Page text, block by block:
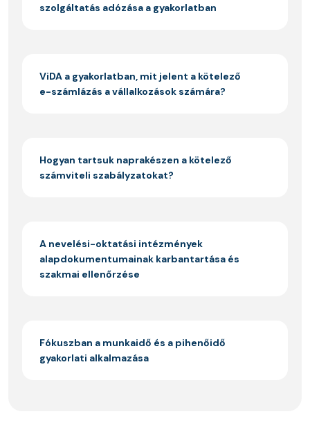
szolgáltatás adózása a gyakorlatban
ViDA a gyakorlatban, mit jelent a kötelező
e-számlázás a vállalkozások számára?
Hogyan tartsuk naprakészen a kötelező
számviteli szabályzatokat?
A nevelési-oktatási intézmények
alapdokumentumainak karbantartása és
szakmai ellenőrzése
Fókuszban a munkaidő és a pihenőidő
gyakorlati alkalmazása